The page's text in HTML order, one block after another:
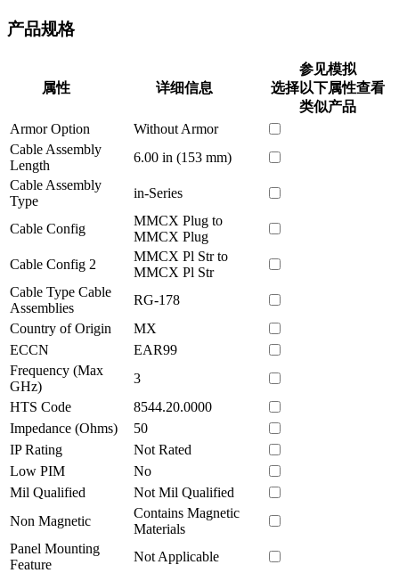
产品规格
属性 详细信息
参见模拟
选择以下属性查看
类似产品
Armor Option
Without Armor
Cable Assembly
Length
6.00 in (153 mm)
Cable Assembly
Type
in-Series
Cable Config
MMCX Plug to
MMCX Plug
Cable Config 2
MMCX Pl Str to
MMCX Pl Str
Cable Type Cable
Assemblies
RG-178
Country of Origin
MX
ECCN
EAR99
Frequency (Max
GHz)
3
HTS Code
8544.20.0000
Impedance (Ohms)
50
IP Rating
Not Rated
Low PIM
No
Mil Qualified
Not Mil Qualified
Non Magnetic
Contains Magnetic
Materials
Panel Mounting
Feature
Not Applicable